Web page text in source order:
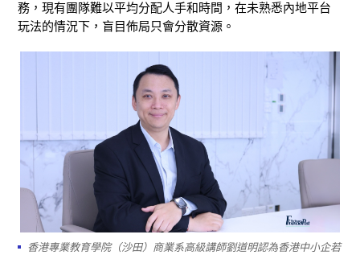
務，現有團隊難以平均分配人手和時間，在未熟悉內地平台
玩法的情況下，盲目佈局只會分散資源。
香港專業教育學院（沙田）商業系高級講師劉道明認為香港中小企若